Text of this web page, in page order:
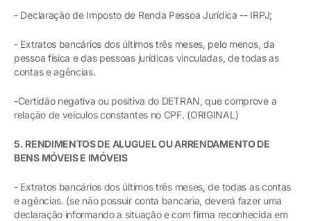
- Declaração de Imposto de Renda Pessoa Jurídica -- IRPJ;
- Extratos bancários dos últimos três meses, pelo menos, da
pessoa física e das pessoas jurídicas vinculadas, de todas as
contas e agências.
-Certidão negativa ou positiva do DETRAN, que comprove a
relação de veículos constantes no CPF. (ORIGINAL)
5. RENDIMENTOS DE ALUGUEL OU ARRENDAMENTO DE
BENS MÓVEIS E IMÓVEIS
- Extratos bancários dos últimos três meses, de todas as contas
e agências. (se não possuir conta bancaria, deverá fazer uma
declaração informando a situação e com firma reconhecida em